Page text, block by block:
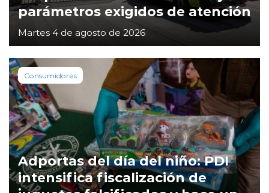
parámetros exigidos de atención
Martes 4 de agosto de 2026
Consumidores
Adportas del día del niño: PDI
intensifica fiscalización de